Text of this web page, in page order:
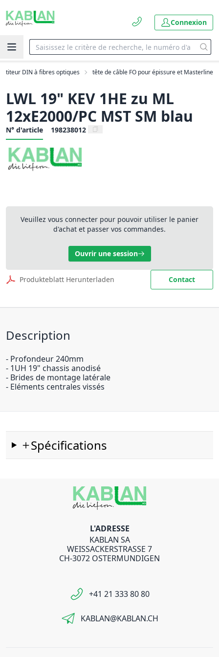
Connexion
DIN à fibres optiques tête de câble FO pour épissure et Masterline
LWL 19" KEV 1HE zu ML
12xE2000/PC MST SM blau
N° d'article 198238012
Veuillez vous connecter pour pouvoir utiliser le panier
d'achat et passer vos commandes.
Ouvrir une session
Produkteblatt Herunterladen Contact
Description
- Profondeur 240mm
- 1UH 19" chassis anodisé
- Brides de montage latérale
- Eléments centrales vissés
Spécifications
L'ADRESSE
KABLAN SA
WEISSACKERSTRASSE 7
CH-3072 OSTERMUNDIGEN
+41 21 333 80 80
KABLAN@KABLAN.CH